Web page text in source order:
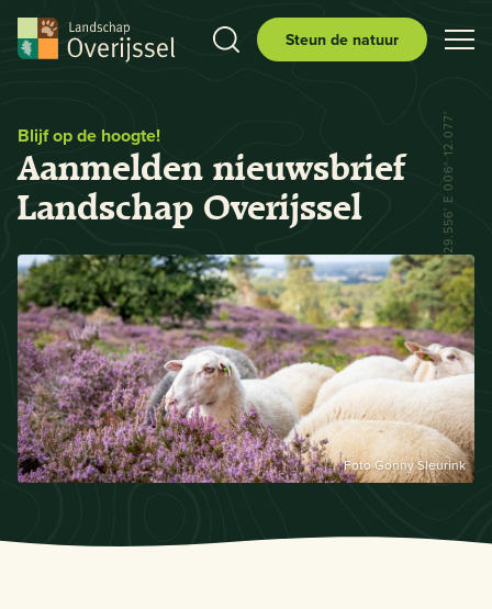
Steun de natuur
Blijf op de hoogte!
Aanmelden nieuwsbrief
Landschap Overijssel
Foto Gonny Sleurink
N 52° 29.556' E 006° 12.077'